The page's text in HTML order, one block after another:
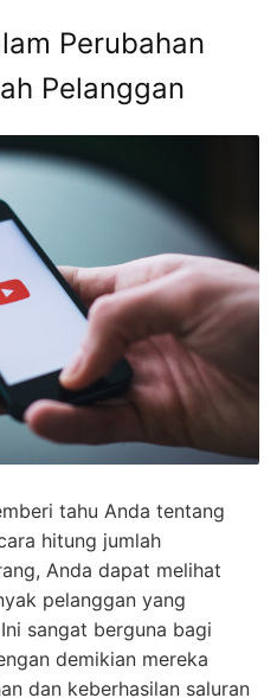
Perubahan
Pelanggan
tahu Anda tentang
hitung jumlah
Anda dapat melihat
pelanggan yang
sangat berguna bagi
demikian mereka
dan keberhasilan saluran